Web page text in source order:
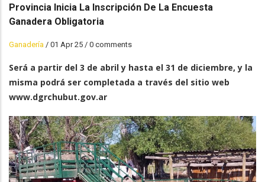
Provincia Inicia La Inscripción De La Encuesta
Ganadera Obligatoria
Ganadería / 01 Apr 25 / 0 comments
Será a partir del 3 de abril y hasta el 31 de diciembre, y la
misma podrá ser completada a través del sitio web
www.dgrchubut.gov.ar